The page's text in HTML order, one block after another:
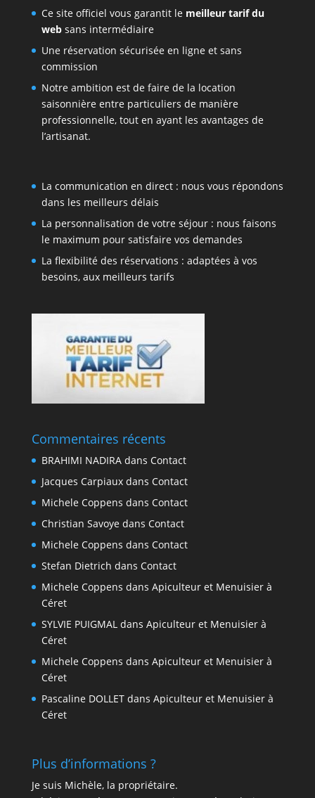
Ce site officiel vous garantit le meilleur tarif du
websans intermédiaire
Une réservation sécurisée en ligne et sans
commission
Notre ambition est de faire de la location
saisonnière entre particuliers de manière
professionnelle, tout en ayant les avantages de
l’artisanat.
La communication en direct : nous vous répondons
dans les meilleurs délais
La personnalisation de votre séjour : nous faisons
le maximum pour satisfaire vos demandes
La flexibilité des réservations : adaptées à vos
besoins, aux meilleurs tarifs
Commentaires récents
BRAHIMI NADIRAdans Contact
Jacques Carpiauxdans Contact
Michele Coppens dans Contact
Christian Savoyedans Contact
Michele Coppens dans Contact
Stefan Dietrich dans Contact
Michele Coppens dans Apiculteur et Menuisier à
Céret
SYLVIE PUIGMALdans Apiculteur et Menuisier à
Céret
Michele Coppens dans Apiculteur et Menuisier à
Céret
Pascaline DOLLETdans Apiculteur et Menuisier à
Céret
Plus d’informations ?
Je suis Michèle, la propriétaire.